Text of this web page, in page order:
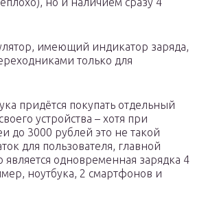
имеющий индикатор заряда,
только для
придётся покупать отдельный
устройства – хотя при
до 3000 рублей это не такой
для пользователя, главной
является одновременная зарядка 4
ноутбука, 2 смартфонов и